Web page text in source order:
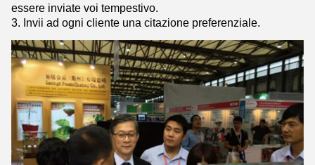
essere inviate voi tempestivo.
3. Invii ad ogni cliente una citazione preferenziale.